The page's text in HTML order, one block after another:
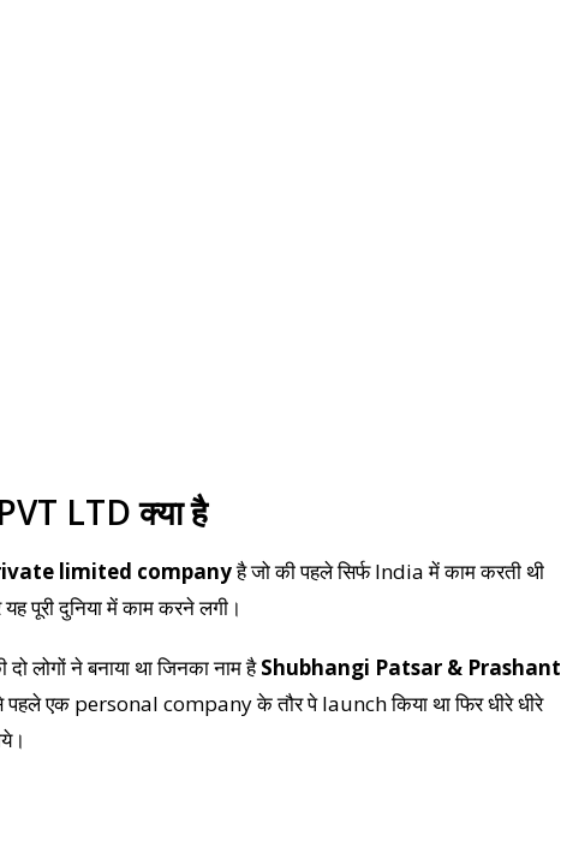
LTD क्या है
limited companyहै जो की पहले सिर्फ India में काम करती थी
पूरी दुनिया में काम करने लगी।
लोगों ने बनाया था जिनका नाम हैShubhangi Patsar & Prashant
एक personal company के तौर पे launch किया था फिर धीरे धीरे